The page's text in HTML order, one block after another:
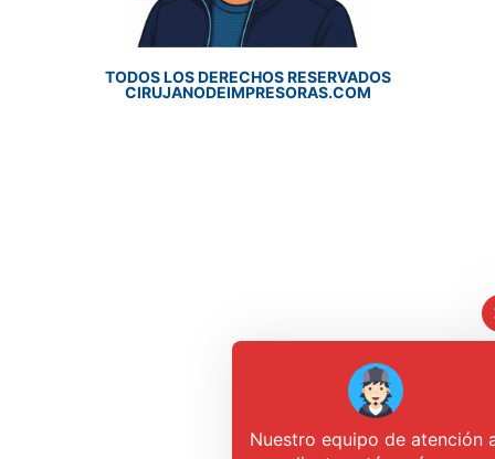
TODOS LOS DERECHOS RESERVADOS
CIRUJANODEIMPRESORAS.COM
Nuestro equipo de atención